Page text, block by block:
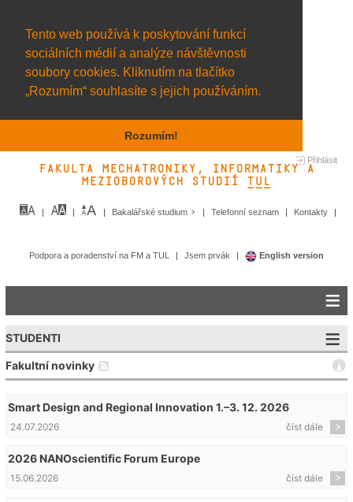
Tento web používá k poskytování funkcí
sociálních médií a analýze návštěvnosti
soubory cookies. Kliknutím na tlačítko
„Rozumím“ souhlasíte s jejich používáním.
Rozumím!
Přihlásit
Fakulta mechatroniky, informatiky a
mezioborových studií TUL&
Bakalářské studium Telefonní seznam Kontakty
Podpora a poradenství na FM a TUL Jsem prvák English version
STUDENTI
Fakultní novinky
Smart Design and Regional Innovation 1.–3. 12. 2026
číst dále
24.07.2026
2026 NANOscientific Forum Europe
číst dále
15.06.2026